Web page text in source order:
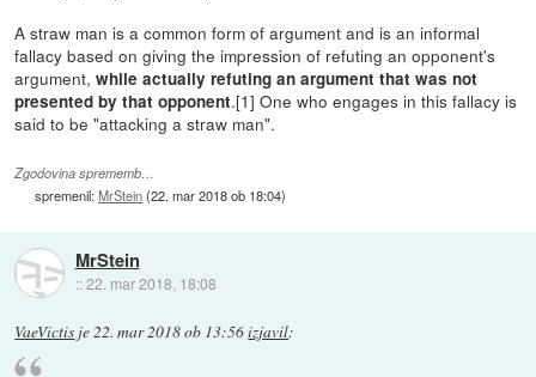
A straw man is a common form of argument and is an informal
fallacy based on giving the impression of refuting an opponent's
argument,while actually refuting an argument that was not
presented by that opponent.[1] One who engages in this fallacy is
said to be "attacking a straw man".
Zgodovina sprememb…
spremenil:MrStein(22. mar 2018 ob 18:04)
MrStein
::22. mar 2018, 18:08
VaeVictis je22. mar 2018 ob 13:56izjavil: